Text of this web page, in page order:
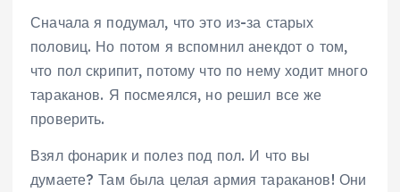
Сначала я подумал, что это из-за старых
половиц. Но потом я вспомнил анекдот о том,
что пол скрипит, потому что по нему ходит много
тараканов. Я посмеялся, но решил все же
проверить.
Взял фонарик и полез под пол. И что вы
думаете? Там была целая армия тараканов! Они